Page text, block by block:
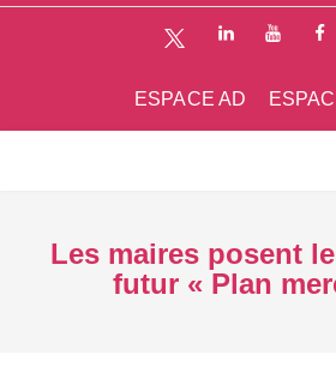
ESPACE AD
Les maires posent
futur « Plan